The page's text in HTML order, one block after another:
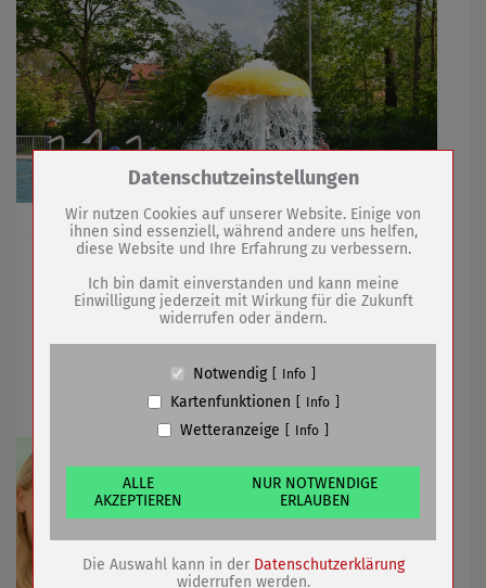
Zahlreiche Attraktionen am Sonntag
07.07.2023 mehr
Bibliothek schnürt nächstes
Bewerbungspaket
Zum Betrieb der Seite notwendige Cookies /
Name
PHP Session Cookie
Anbieter
Eigentümer dieser Website (Wenko-
Wenselaar GmbH & Co. KG)
Absicherung Kontaktformular / SPAM
Cookiespeicherung Entscheidungscookie
Anbieter
Eigentümer dieser Website (Wenko-
Wenselaar GmbH & Co. KG)
Zweck
Speichert die Einstellungen der Besucher
bezüglich der Speicherung von Cookies.
Cookie Name
dywc
Cookie Laufzeit
1 Jahr
Datenschutzeinstellungen
Wir nutzen Cookies auf unserer Website. Einige von
ihnen sind essenziell, während andere uns helfen,
diese Website und Ihre Erfahrung zu verbessern.
Ich bin damit einverstanden und kann meine
Einwilligung jederzeit mit Wirkung für die Zukunft
widerrufen oder ändern.
Notwendig Info
Kartenfunktionen Info
Wetteranzeige Info
ALLE
AKZEPTIEREN
NUR NOTWENDIGE
ERLAUBEN
Die Auswahl kann in der Datenschutzerklärung
widerrufen werden.